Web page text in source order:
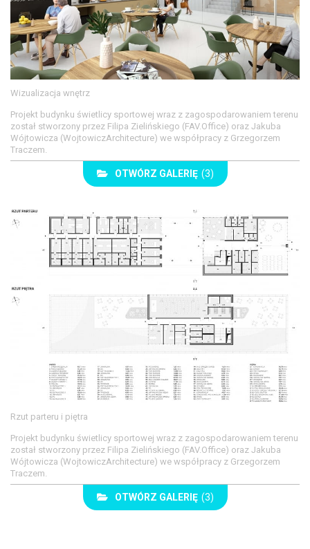
Wizualizacja wnętrz
Projekt budynku świetlicy sportowej wraz z zagospodarowaniem terenu
został stworzony przez Filipa Zielińskiego (FAV.Office) oraz Jakuba
Wójtowicza (WojtowiczArchitecture) we współpracy z Grzegorzem
Traczem.
OTWÓRZ GALERIĘ (3)
Rzut parteru i piętra
Projekt budynku świetlicy sportowej wraz z zagospodarowaniem terenu
został stworzony przez Filipa Zielińskiego (FAV.Office) oraz Jakuba
Wójtowicza (WojtowiczArchitecture) we współpracy z Grzegorzem
Traczem.
OTWÓRZ GALERIĘ (3)